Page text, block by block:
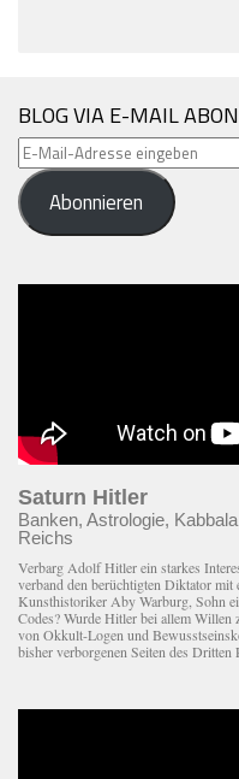
BLOG VIA E-MAIL
E-
Mail-
Adresse
eingeben
Abonnieren
Saturn Hitler
Banken, Astrologie,
Reichs
Verbarg Adolf Hitler ein starkes
verband den berüchtigten Diktator mit
Kunsthistoriker Aby Warburg, Sohn
Codes? Wurde Hitler bei allem
von Okkult-Logen und
bisher verborgenen Seiten des Dritten